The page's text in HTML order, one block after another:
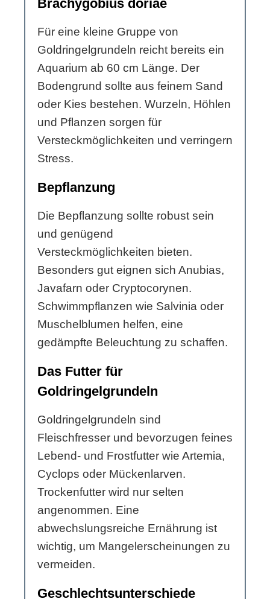
Brachygobius doriae
Für eine kleine Gruppe von
Goldringelgrundeln reicht bereits ein
Aquarium ab 60 cm Länge. Der
Bodengrund sollte aus feinem Sand
oder Kies bestehen. Wurzeln, Höhlen
und Pflanzen sorgen für
Versteckmöglichkeiten und verringern
Stress.
Bepflanzung
Die Bepflanzung sollte robust sein
und genügend
Versteckmöglichkeiten bieten.
Besonders gut eignen sich Anubias,
Javafarn oder Cryptocorynen.
Schwimmpflanzen wie Salvinia oder
Muschelblumen helfen, eine
gedämpfte Beleuchtung zu schaffen.
Das Futter für
Goldringelgrundeln
Goldringelgrundeln sind
Fleischfresser und bevorzugen feines
Lebend- und Frostfutter wie Artemia,
Cyclops oder Mückenlarven.
Trockenfutter wird nur selten
angenommen. Eine
abwechslungsreiche Ernährung ist
wichtig, um Mangelerscheinungen zu
vermeiden.
Geschlechtsunterschiede